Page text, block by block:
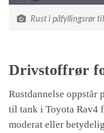
Rust i påfyllingsrør
Drivstoffrør
Rustdannelse
til tank i Toyota Rav4
moderat eller